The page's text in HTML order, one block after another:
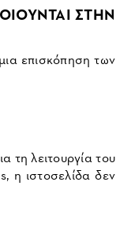
ΣΤΗΝ
επισκόπηση των
τη λειτουργία του
η ιστοσελίδα δεν